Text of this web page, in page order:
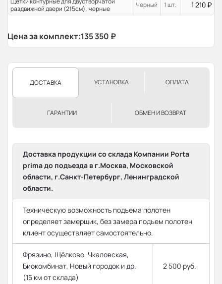
раздвижной двери (215см) , черные
Черный 1 шт. 1 210 ₽
Цена за комплект:135 350 ₽
ДОСТАВКА УСТАНОВКА ОПЛАТА
ГАРАНТИИ ОБМЕН И ВОЗВРАТ
Доставка продукции со склада Компании Porta
prima до подъезда в г.Москва, Московской
области, г.Санкт-Петербург, Ленинградской
области.
Техническую возможность подъема полотен
определяет замерщик, без замера подъем полотен
клиент осуществляет самостоятельно.
Фрязино, Щёлково, Чкаловская,
Биокомбинат, Новый городок и др.
(15 км от склада)
2 500 руб.